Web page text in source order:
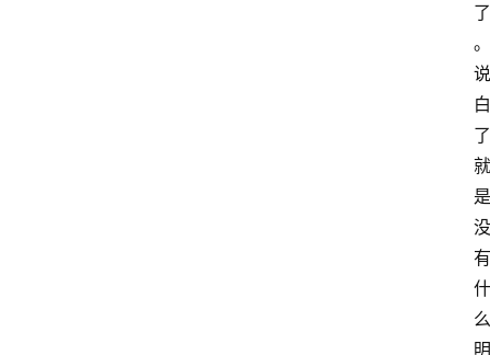
了
。
说
白
了
就
是
没
有
什
么
明